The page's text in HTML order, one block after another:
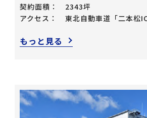
契約面積：
2343坪
アクセス：
東北自動車道「二本松
もっと見る